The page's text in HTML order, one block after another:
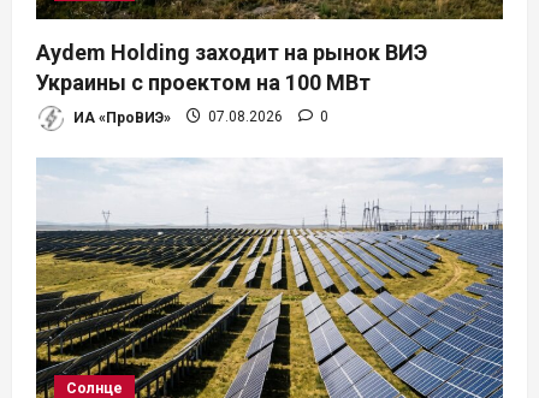
Aydem Holding заходит на рынок ВИЭ
Украины с проектом на 100 МВт
ИА «ПроВИЭ» 07.08.2026 0
Солнце